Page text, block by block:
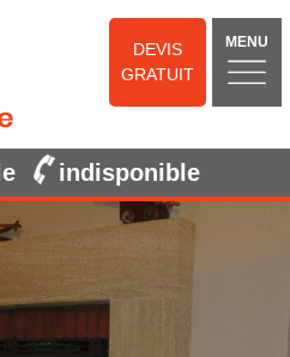
DEVIS
GRATUIT
MENU
indisponible